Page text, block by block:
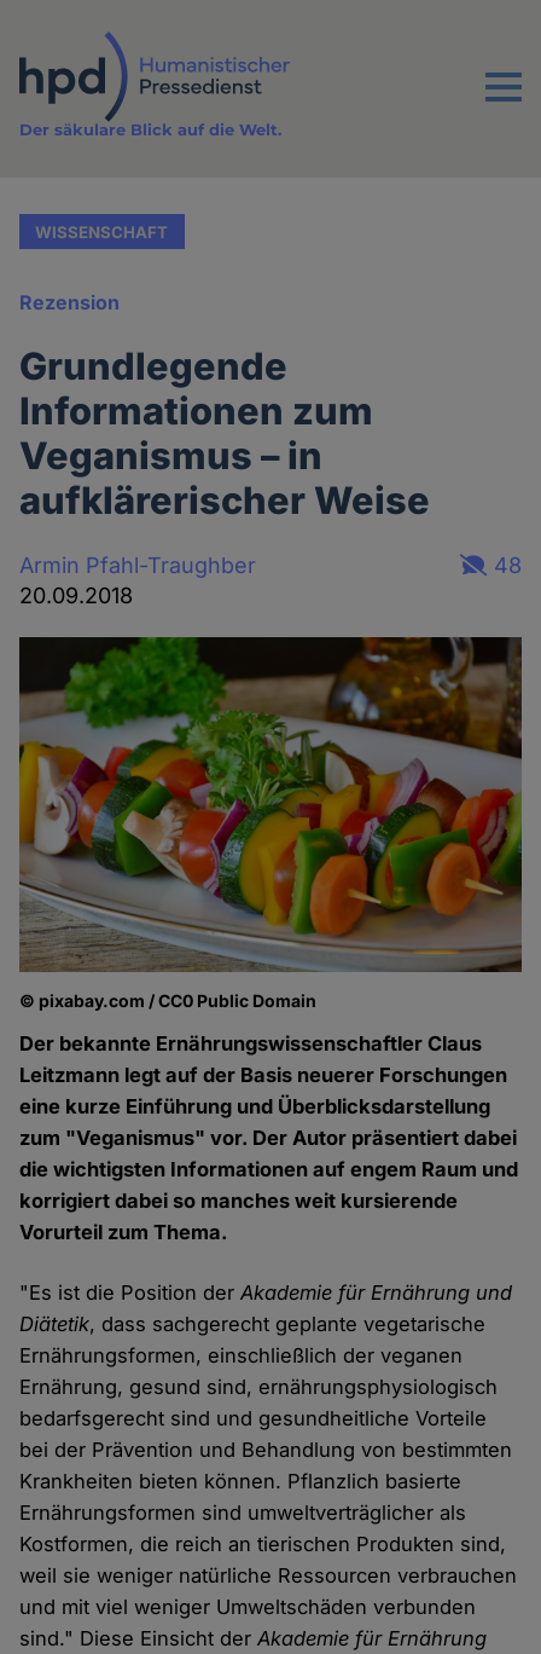
Inhalt
Menu
Der säkulare Blick auf die Welt.
WISSENSCHAFT
Rezension
Grundlegende
Informationen zum
Veganismus – in
aufklärerischer Weise
Armin Pfahl-Traughber
20.09.2018
48
© pixabay.com / CC0 Public Domain
Der bekannte Ernährungswissenschaftler Claus
Leitzmann legt auf der Basis neuerer Forschungen
eine kurze Einführung und Überblicksdarstellung
zum "Veganismus" vor. Der Autor präsentiert dabei
die wichtigsten Informationen auf engem Raum und
korrigiert dabei so manches weit kursierende
Vorurteil zum Thema.
"Es ist die Position derAkademie für Ernährung und
Diätetik, dass sachgerecht geplante vegetarische
Ernährungsformen, einschließlich der veganen
Ernährung, gesund sind, ernährungsphysiologisch
bedarfsgerecht sind und gesundheitliche Vorteile
bei der Prävention und Behandlung von bestimmten
Krankheiten bieten können. Pflanzlich basierte
Ernährungsformen sind umweltverträglicher als
Kostformen, die reich an tierischen Produkten sind,
weil sie weniger natürliche Ressourcen verbrauchen
und mit viel weniger Umweltschäden verbunden
sind." Diese Einsicht derAkademie für Ernährung